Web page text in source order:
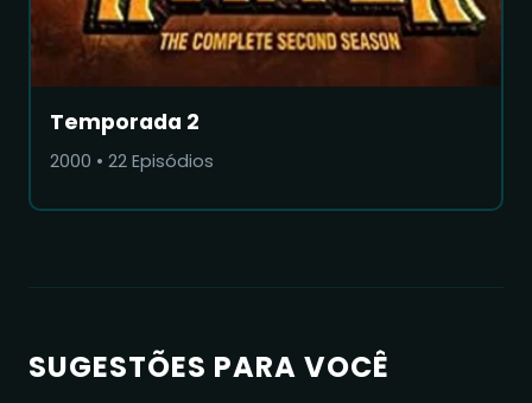
Temporada 2
2000 • 22 Episódios
SUGESTÕES PARA VOCÊ